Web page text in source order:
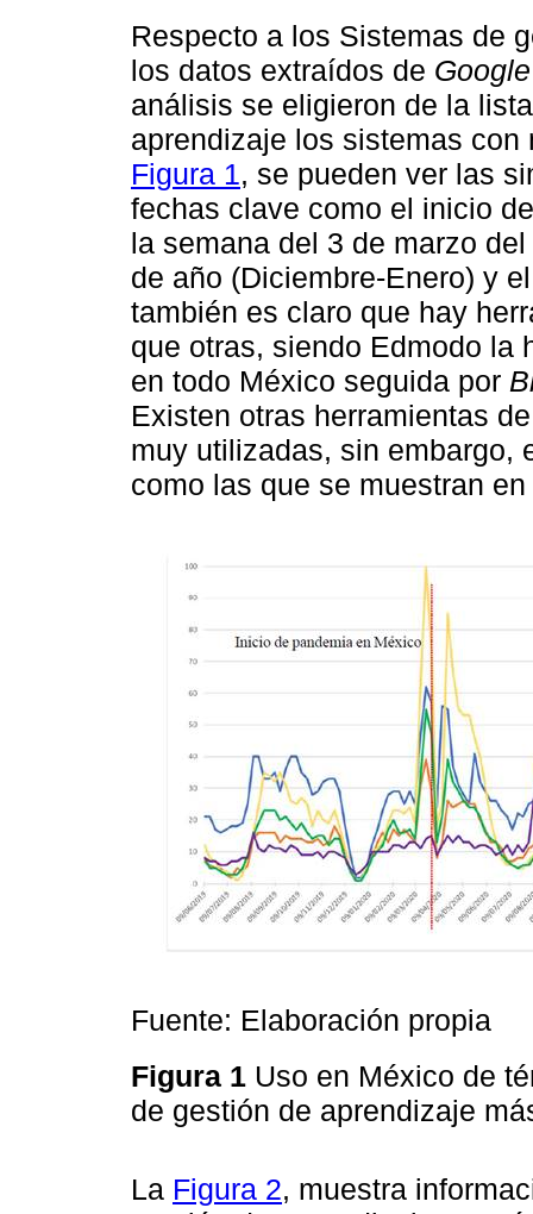
Respecto a los Sistemas de
los datos extraídos de
análisis se eligieron de la
aprendizaje los sistemas
Figura 1, se pueden ver las
fechas clave como el inicio
la semana del 3 de marzo
de año (Diciembre-Enero) y
también es claro que hay
que otras, siendo Edmodo
en todo México seguida por
Existen otras herramientas
muy utilizadas, sin embargo,
como las que se muestran
Fuente: Elaboración propia
Figura 1 Uso en México de
de gestión de aprendizaje
La Figura 2, muestra